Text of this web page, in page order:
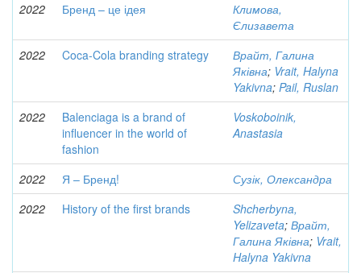
2022
Бренд – це ідея
Климова,
Єлизавета
2022
Coca-Cola branding strategy
Врайт, Галина
Яківна; Vrait, Halyna
Yakivna; Pail, Ruslan
2022
Balenciaga is a brand of
influencer in the world of
fashion
Voskoboinik,
Anastasia
2022 Я – Бренд!
Сузік, Олександра
2022
History of the first brands
Shcherbyna,
Yelizaveta; Врайт,
Галина Яківна; Vrait,
Halyna Yakivna